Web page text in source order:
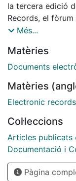
la tercera edició
Records, el
per objectiu la
termini. Aquesta
participació més
per la
Forum 1996. El
n'indica els
Més...
Matèries
Documents
Matèries
Electronic records
Col·leccions
Articles publicats
Documentació i
Pàgina